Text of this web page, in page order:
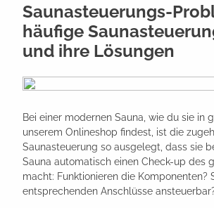
Saunasteuerungs-
häufige
und ihre Lösungen
Bei einer modernen Sauna, wie du sie in
unserem Onlineshop findest, ist die
Saunasteuerung so ausgelegt, dass sie
Sauna automatisch einen Check-up des
macht: Funktionieren die Komponenten?
entsprechenden Anschlüsse